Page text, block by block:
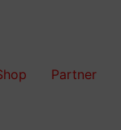
Partner